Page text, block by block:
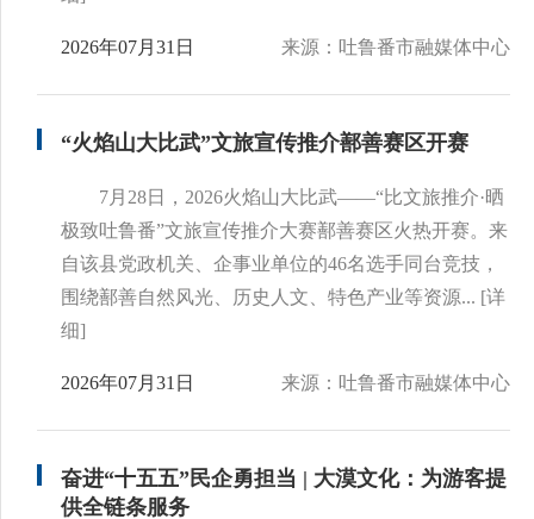
2026年07月31日 来源：吐鲁番市融媒体中心
“火焰山大比武”文旅宣传推介鄯善赛区开赛
7月28日，2026火焰山大比武——“比文旅推介·晒
极致吐鲁番”文旅宣传推介大赛鄯善赛区火热开赛。来
自该县党政机关、企事业单位的46名选手同台竞技，
围绕鄯善自然风光、历史人文、特色产业等资源... [详
细]
2026年07月31日 来源：吐鲁番市融媒体中心
奋进“十五五”民企勇担当 | 大漠文化：为游客提
供全链条服务